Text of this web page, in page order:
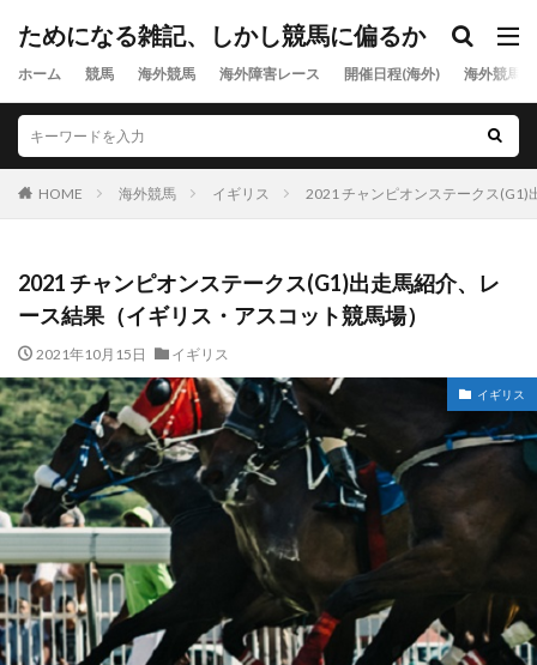
ためになる雑記、しかし競馬に偏るか
ホーム 競馬 海外競馬 海外障害レース 開催日程(海外) 海外競馬
HOME 海外競馬 イギリス 2021 チャンピオンステークス(G1)
2021 チャンピオンステークス(G1)出走馬紹介、レ
ース結果（イギリス・アスコット競馬場）
2021年10月15日 イギリス
イギリス